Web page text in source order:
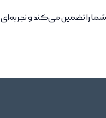
را تضمین می‌کند و تجربه‌ای